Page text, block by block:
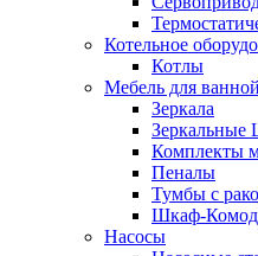
Котельное
Котлы
Мебель для ванной
Зеркала
Комплекты
Пеналы
Тумбы с
Шкаф-Комод
Насосы